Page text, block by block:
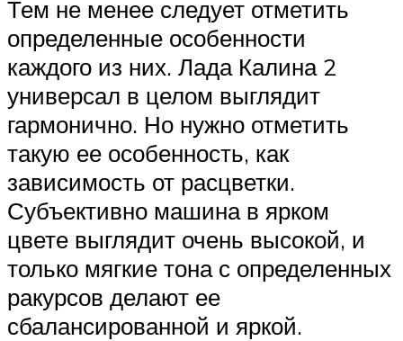
Тем не менее следует отметить
определенные особенности
каждого из них. Лада Калина 2
универсал в целом выглядит
гармонично. Но нужно отметить
такую ее особенность, как
зависимость от расцветки.
Субъективно машина в ярком
цвете выглядит очень высокой, и
только мягкие тона с определенных
ракурсов делают ее
сбалансированной и яркой.